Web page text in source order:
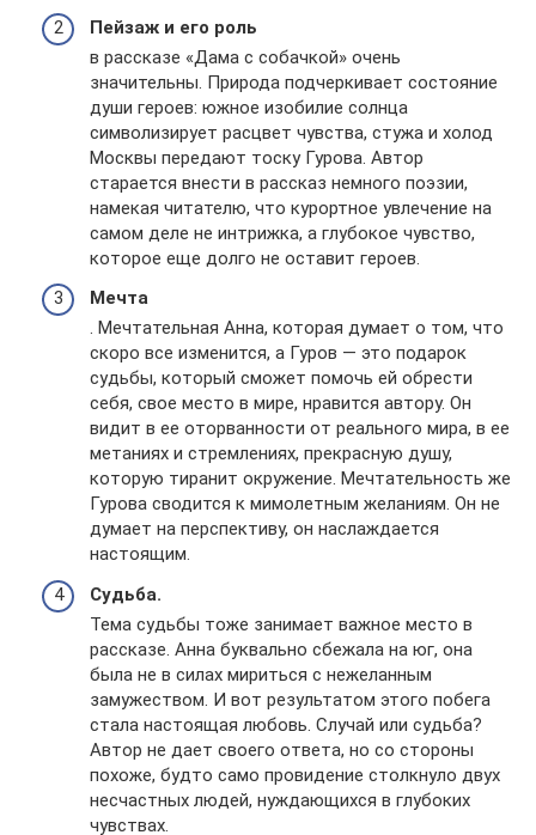
Пейзаж и его роль
в рассказе «Дама с собачкой» очень
значительны. Природа подчеркивает состояние
души героев: южное изобилие солнца
символизирует расцвет чувства, стужа и холод
Москвы передают тоску Гурова. Автор
старается внести в рассказ немного поэзии,
намекая читателю, что курортное увлечение на
самом деле не интрижка, а глубокое чувство,
которое еще долго не оставит героев.
Мечта
. Мечтательная Анна, которая думает о том, что
скоро все изменится, а Гуров — это подарок
судьбы, который сможет помочь ей обрести
себя, свое место в мире, нравится автору. Он
видит в ее оторванности от реального мира, в ее
метаниях и стремлениях, прекрасную душу,
которую тиранит окружение. Мечтательность же
Гурова сводится к мимолетным желаниям. Он не
думает на перспективу, он наслаждается
настоящим.
Судьба.
Тема судьбы тоже занимает важное место в
рассказе. Анна буквально сбежала на юг, она
была не в силах мириться с нежеланным
замужеством. И вот результатом этого побега
стала настоящая любовь. Случай или судьба?
Автор не дает своего ответа, но со стороны
похоже, будто само провидение столкнуло двух
несчастных людей, нуждающихся в глубоких
чувствах.